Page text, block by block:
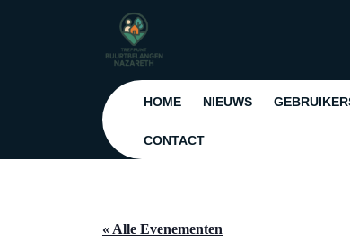
HOME NIEUWS
CONTACT
« Alle Evenementen